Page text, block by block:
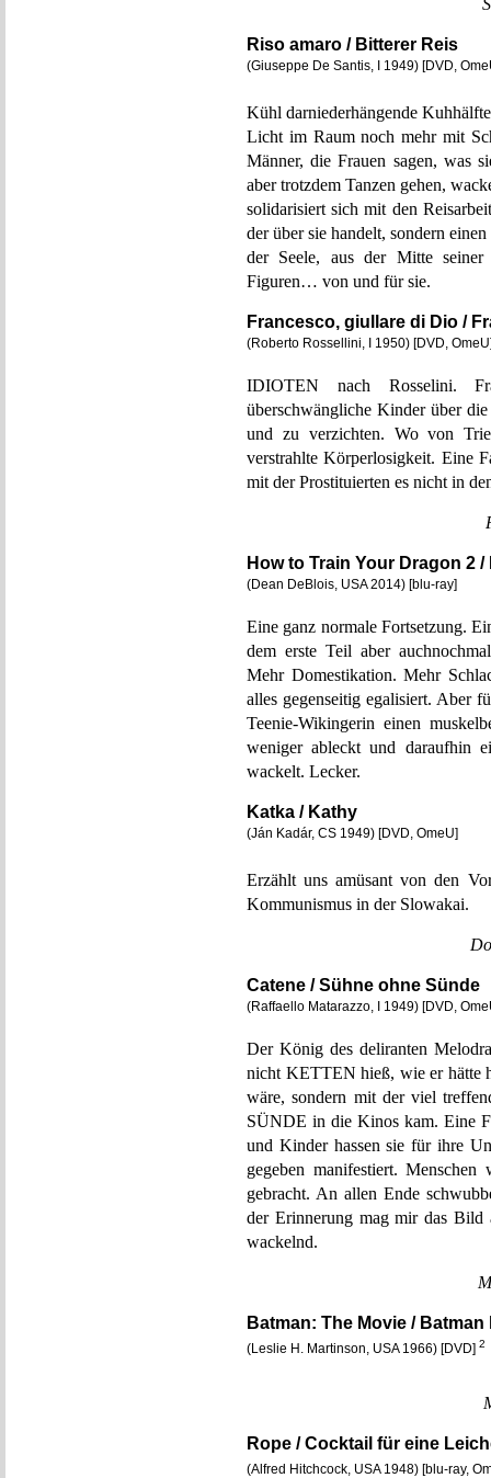
Riso amaro / Bitterer Reis
(Giuseppe De Santis, I 1949) [DVD,
Kühl darniederhängende
Licht im Raum noch mehr mit
Männer, die Frauen sagen, was
aber trotzdem Tanzen gehen,
solidarisiert sich mit den
der über sie handelt, sondern
der Seele, aus der Mitte seiner
Figuren… von und für sie.
Francesco, giullare di Dio /
(Roberto Rossellini, I 1950) [DVD,
IDIOTEN nach Rosselini.
überschwängliche Kinder über
und zu verzichten. Wo von
verstrahlte Körperlosigkeit. Eine
mit der Prostituierten es nicht in
How to Train Your Dragon 2
(Dean DeBlois, USA 2014) [blu-ray]
Eine ganz normale Fortsetzung.
dem erste Teil aber
Mehr Domestikation. Mehr
alles gegenseitig egalisiert. Aber
Teenie-Wikingerin einen
weniger ableckt und daraufhin
wackelt. Lecker.
Katka / Kathy
(Ján Kadár, CS 1949) [DVD, OmeU]
Erzählt uns amüsant von den
Kommunismus in der Slowakai.
Catene / Sühne ohne Sünde
(Raffaello Matarazzo, I 1949) [DVD,
Der König des deliranten
nicht KETTEN hieß, wie er hätte
wäre, sondern mit der viel
SÜNDE in die Kinos kam. Eine
und Kinder hassen sie für ihre
gegeben manifestiert.
gebracht. An allen Ende
der Erinnerung mag mir das
wackelnd.
Batman: The Movie /
(Leslie H. Martinson, USA 1966) [DVD] 2
Rope / Cocktail für eine
(Alfred Hitchcock, USA 1948) [blu-ray,